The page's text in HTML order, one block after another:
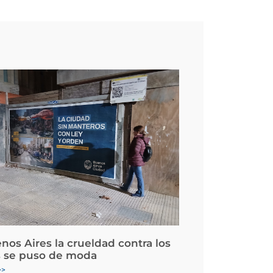
Aires la crueldad contra los
se puso de moda